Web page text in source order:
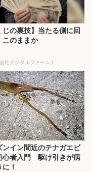
じの裏技】当たる側に回
このままか
社デジタルファーム )
ンイン間近のテナガエビ
心者入門 駆け引きが病
！